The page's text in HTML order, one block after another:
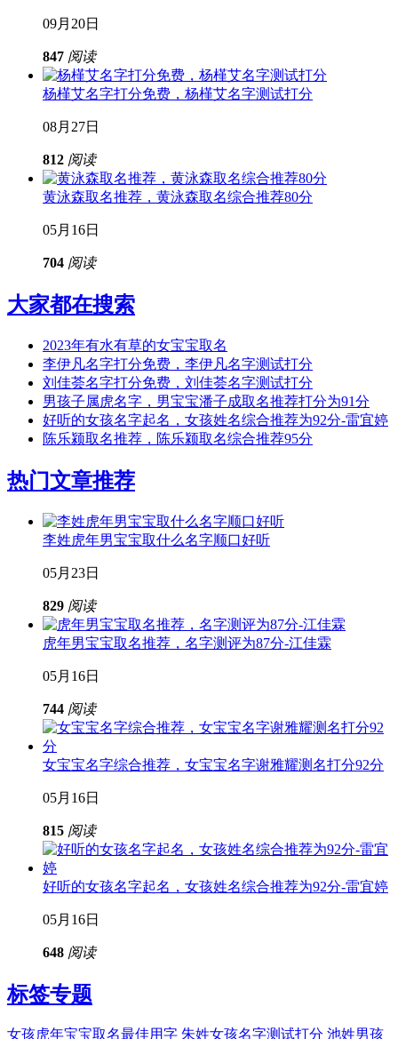
09月20日
847 阅读
杨槿艾名字打分免费，杨槿艾名字测试打分
08月27日
812 阅读
黄泳森取名推荐，黄泳森取名综合推荐80分
05月16日
704 阅读
大家都在搜索
2023年有水有草的女宝宝取名
李伊凡名字打分免费，李伊凡名字测试打分
刘佳荟名字打分免费，刘佳荟名字测试打分
男孩子属虎名字，男宝宝潘子成取名推荐打分为91分
好听的女孩名字起名，女孩姓名综合推荐为92分-雷宜婷
陈乐颍取名推荐，陈乐颍取名综合推荐95分
热门文章推荐
李姓虎年男宝宝取什么名字顺口好听
05月23日
829 阅读
虎年男宝宝取名推荐，名字测评为87分-江佳霖
05月16日
744 阅读
女宝宝名字综合推荐，女宝宝名字谢雅耀测名打分92分
05月16日
815 阅读
好听的女孩名字起名，女孩姓名综合推荐为92分-雷宜婷
05月16日
648 阅读
标签专题
女孩虎年宝宝取名最佳用字 朱姓女孩名字测试打分 池姓男孩